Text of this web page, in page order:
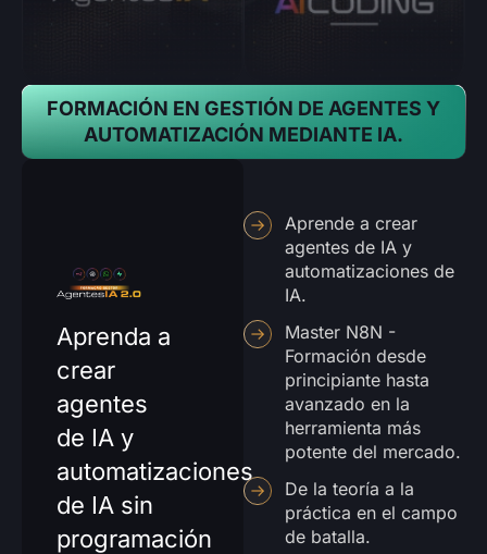
FORMACIÓN EN GESTIÓN DE AGENTES Y
AUTOMATIZACIÓN MEDIANTE IA.
Aprenda a
crear
agentes
de IA y
automatizaciones
de IA sin
programación
Aprende a crear
agentes de IA y
automatizaciones de
IA.
Master N8N -
Formación desde
principiante hasta
avanzado en la
herramienta más
potente del mercado.
De la teoría a la
práctica en el campo
de batalla.